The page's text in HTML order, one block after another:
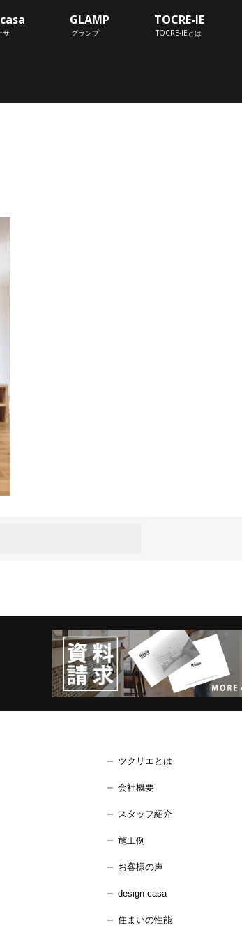
サ
GLAMP
グランプ
TOCRE-IE
TOCRE-IEとは
ツクリエとは
会社概要
スタッフ紹介
施工例
お客様の声
design casa
住まいの性能